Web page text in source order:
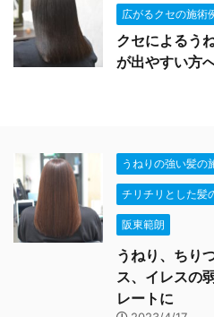
広がるクセの施術
クセによるう
が出やすい方
うねりの強い髪の
チリチリとした髪
阪東範朗
うねり、ちり
ス、イレスの
レートに